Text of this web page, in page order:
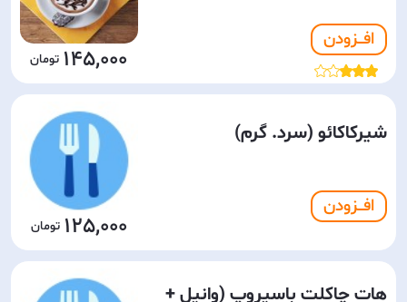
افـــزودن
145,000
شیرکاکائو (سرد. گرم)
افـــزودن
125,000
هات چاکلت باسیروپ (وانیل +